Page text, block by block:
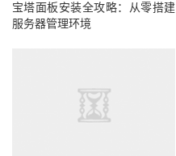
宝塔面板安装全攻略：从零搭建
服务器管理环境